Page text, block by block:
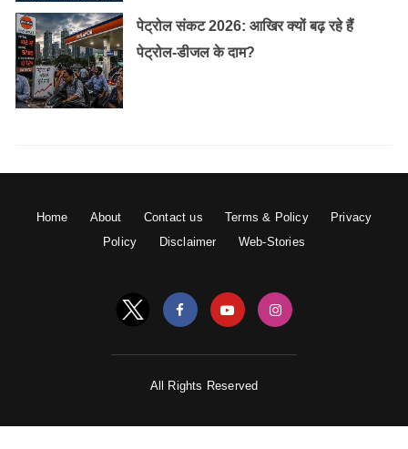
पेट्रोल संकट 2026: आखिर क्यों बढ़ रहे हैं
पेट्रोल-डीजल के दाम?
Home About Contact us Terms & Policy
Privacy
Policy
Disclaimer Web-Stories
All Rights Reserved